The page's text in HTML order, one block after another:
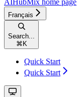
Français
Search...
⌘K
Quick Start
Quick Start